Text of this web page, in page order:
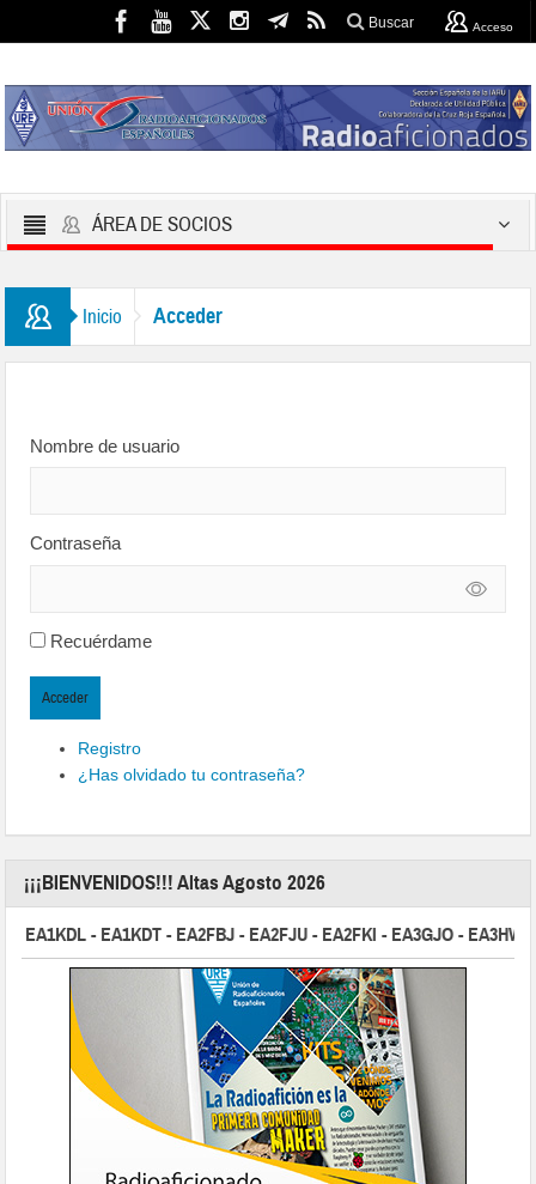
Buscar Acceso
ÁREA DE SOCIOS
Inicio Acceder
Nombre de usuario
Contraseña
Recuérdame
Acceder
Registro
¿Has olvidado tu contraseña?
¡¡¡BIENVENIDOS!!! Altas Agosto 2026
- EA1KDT - EA2FBJ - EA2FJU - EA2FKI - EA3GJO - EA3HWZ -